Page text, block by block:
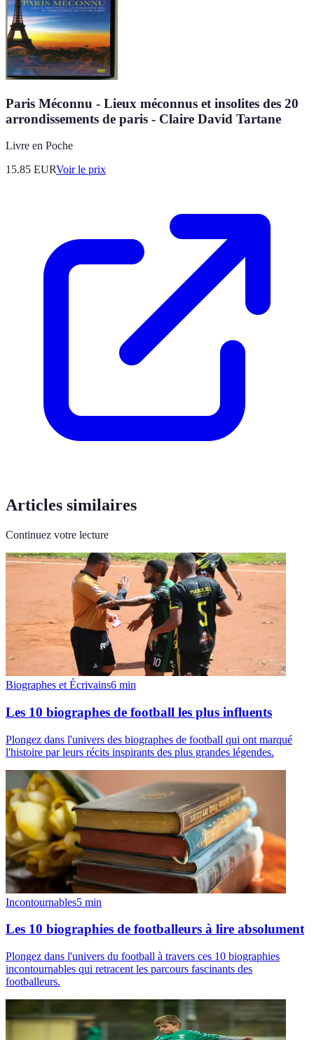
Paris Méconnu - Lieux méconnus et insolites des 20
arrondissements de paris - Claire David Tartane
Livre en Poche
15.85 EURVoir le prix
Articles similaires
Continuez votre lecture
Biographes et Écrivains6 min
Les 10 biographes de football les plus influents
Plongez dans l'univers des biographes de football qui ont marqué
l'histoire par leurs récits inspirants des plus grandes légendes.
Incontournables5 min
Les 10 biographies de footballeurs à lire absolument
Plongez dans l'univers du football à travers ces 10 biographies
incontournables qui retracent les parcours fascinants des
footballeurs.